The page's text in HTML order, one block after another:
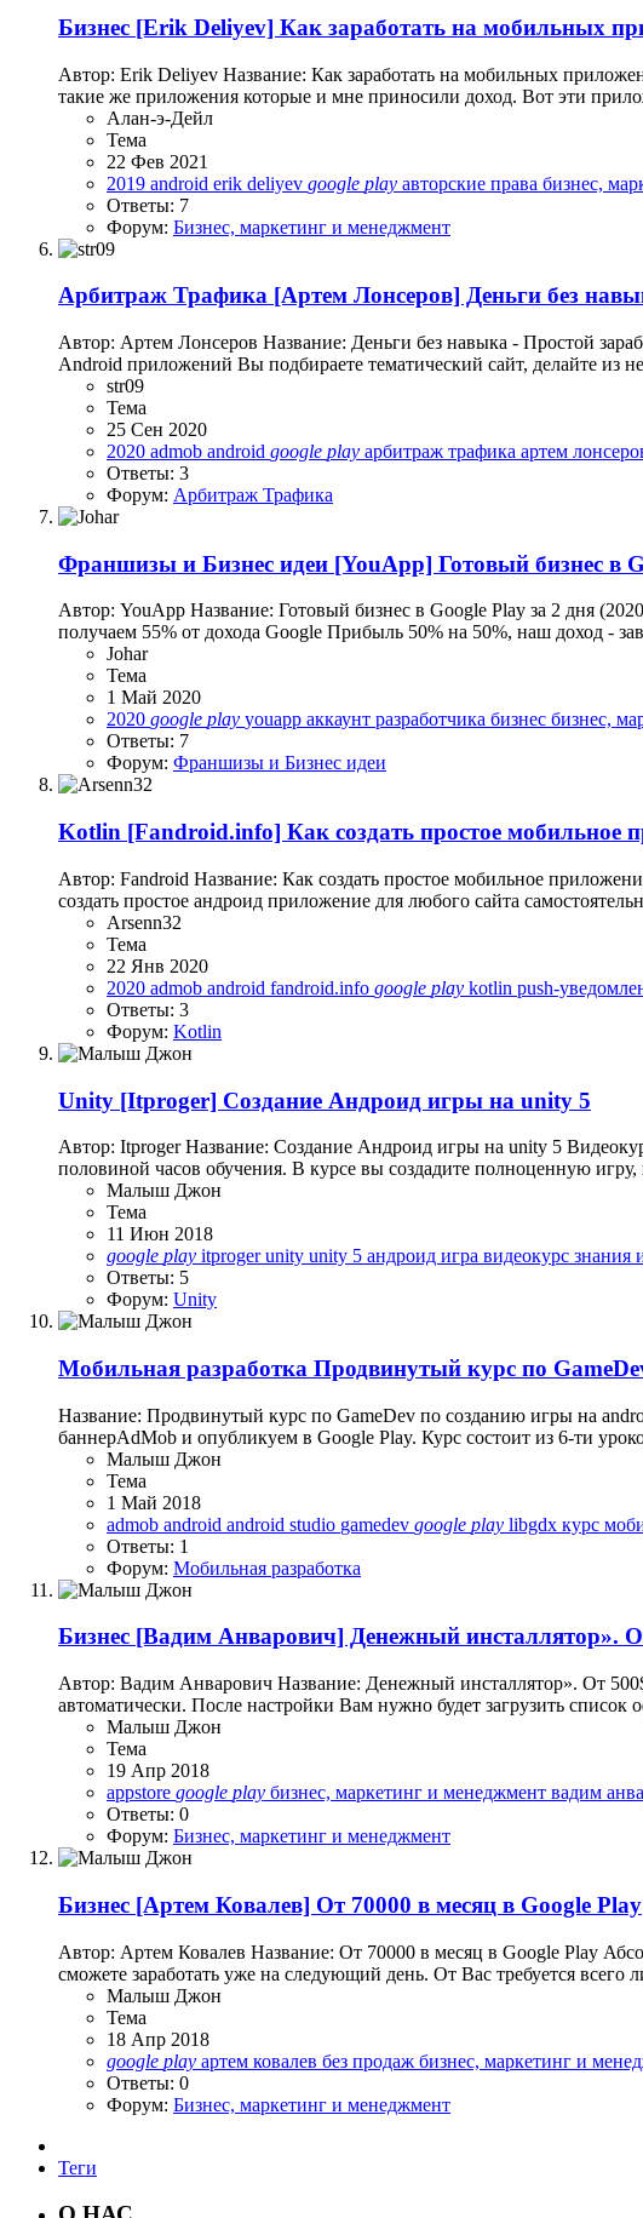
Бизнес [Erik Deliyev] Как заработать на мобильных
Автор: Erik Deliyev Название: Как заработать на мобильных
такие же приложения которые и мне приносили доход. Вот эти
Алан-э-Дейл
Тема
22 Фев 2021
2019 android erik deliyev google play авторские права бизнес,
Ответы: 7
Форум: Бизнес, маркетинг и менеджмент
Арбитраж Трафика [Артем Лонсеров] Деньги без
Автор: Артем Лонсеров Название: Деньги без навыка - Простой
Android приложений Вы подбираете тематический сайт, делайте из
str09
Тема
25 Сен 2020
2020 admob android google play арбитраж трафика артем
Ответы: 3
Форум: Арбитраж Трафика
Франшизы и Бизнес идеи [YouApp] Готовый бизнес в
Автор: YouApp Название: Готовый бизнес в Google Play за 2 дня
получаем 55% от дохода Google Прибыль 50% на 50%, наш доход -
Johar
Тема
1 Май 2020
2020 google play youapp аккаунт разработчика бизнес бизнес,
Ответы: 7
Форум: Франшизы и Бизнес идеи
Kotlin [Fandroid.info] Как создать простое мобильное
Автор: Fandroid Название: Как создать простое мобильное
создать простое андроид приложение для любого сайта
Arsenn32
Тема
22 Янв 2020
2020 admob android fandroid.info google play kotlin push-
Ответы: 3
Форум: Kotlin
Unity [Itproger] Создание Андроид игры на unity 5
Автор: Itproger Название: Создание Андроид игры на unity 5
половиной часов обучения. В курсе вы создадите полноценную
Малыш Джон
Тема
11 Июн 2018
google play itprogerunity unity 5 андроид игра видеокурс знания
Ответы: 5
Форум: Unity
Мобильная разработка Продвинутый курс по
Название: Продвинутый курс по GameDev по созданию игры на
баннерAdMob и опубликуем в Google Play. Курс состоит из 6-ти
Малыш Джон
Тема
1 Май 2018
admob android android studio gamedev google play libgdx курс
Ответы: 1
Форум: Мобильная разработка
Бизнес [Вадим Анварович] Денежный инсталлятор».
Автор: Вадим Анварович Название: Денежный инсталлятор». От
автоматически. После настройки Вам нужно будет загрузить
Малыш Джон
Тема
19 Апр 2018
appstore google play бизнес, маркетинг и менеджмент вадим
Ответы: 0
Форум: Бизнес, маркетинг и менеджмент
Бизнес [Артем Ковалев] От 70000 в месяц в Google Play
Автор: Артем Ковалев Название: От 70000 в месяц в Google Play
сможете заработать уже на следующий день. От Вас требуется
Малыш Джон
Тема
18 Апр 2018
google play артем ковалев без продаж бизнес, маркетинг и
Ответы: 0
Форум: Бизнес, маркетинг и менеджмент
Теги